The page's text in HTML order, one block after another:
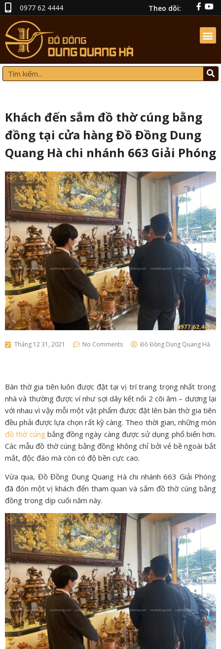
0977 62 4444 Theo dõi:
Khách đến sắm đồ thờ cúng bằng
đồng tại cửa hàng Đồ Đồng Dung
Quang Hà chi nhánh 663 Giải Phóng
Tháng 12 31, 2021 No Comments Đồ Đồng Dung Quang Hà
Bàn thờ gia tiên luôn được đặt tại vị trí trang trọng nhất trong
nhà và thường được ví như sợi dây kết nối 2 cõi âm – dương lại
với nhau vì vậy mỗi một vật phẩm được đặt lên bàn thờ gia tiên
đều phải được lựa chọn rất kỹ càng. Theo thời gian, những món
đồ thờ cúngbằng đồng ngày càng được sử dụng phổ biến hơn.
Các mẫu đồ thờ cúng bằng đồng không chỉ bởi vẻ bề ngoài bắt
mắt, độc đáo mà còn có độ bền cực cao.
Vừa qua, Đồ Đồng Dung Quang Hà chi nhánh 663 Giải Phóng
đã đón một vị khách đến tham quan và sắm đồ thờ cúng bằng
đồng trong dịp cuối năm này.